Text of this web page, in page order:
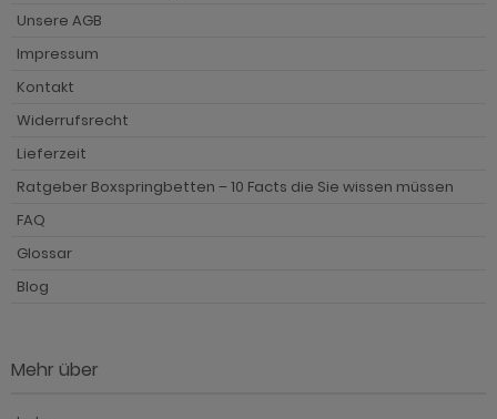
Unsere AGB
Impressum
Kontakt
Widerrufsrecht
Lieferzeit
Ratgeber Boxspringbetten – 10 Facts die Sie wissen müssen
FAQ
Glossar
Blog
Mehr über